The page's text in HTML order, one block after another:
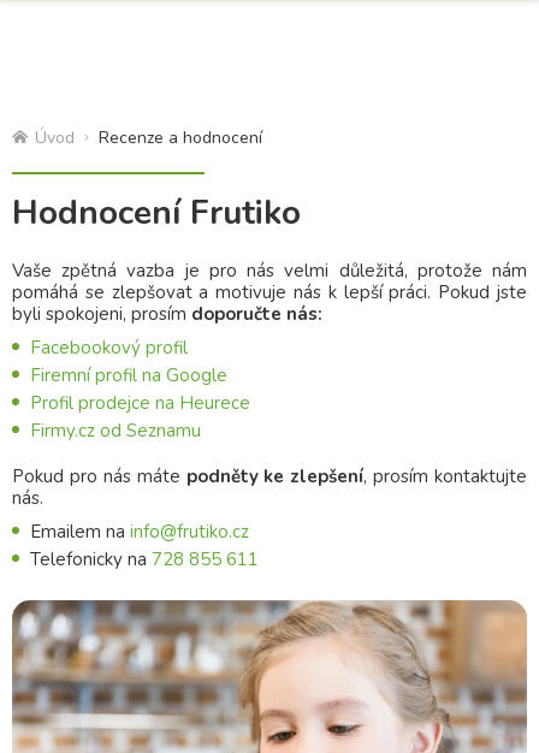
Úvod Recenze a hodnocení
Hodnocení Frutiko
Vaše zpětná vazba je pro nás velmi důležitá, protože nám
pomáhá se zlepšovat a motivuje nás k lepší práci. Pokud jste
byli spokojeni, prosím doporučte nás:
Facebookový profil
Firemní profil na Google
Profil prodejce na Heurece
Firmy.cz od Seznamu
Pokud pro nás máte podněty ke zlepšení, prosím kontaktujte
nás.
Emailem na info@frutiko.cz
Telefonicky na 728 855 611